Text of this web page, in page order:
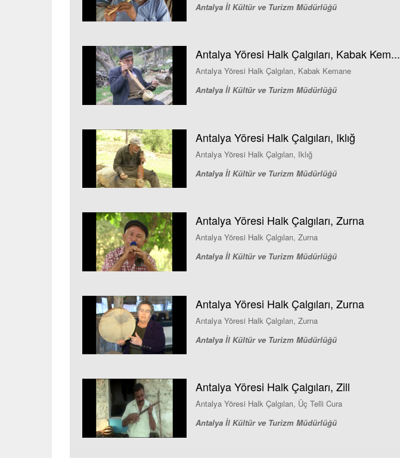
Antalya İl Kültür ve Turizm Müdürlüğü
Antalya Yöresi Halk Çalgıları, Kabak Kem...
Antalya Yöresi Halk Çalgıları, Kabak Kemane
Antalya İl Kültür ve Turizm Müdürlüğü
Antalya Yöresi Halk Çalgıları, Iklığ
Antalya Yöresi Halk Çalgıları, Iklığ
Antalya İl Kültür ve Turizm Müdürlüğü
Antalya Yöresi Halk Çalgıları, Zurna
Antalya Yöresi Halk Çalgıları, Zurna
Antalya İl Kültür ve Turizm Müdürlüğü
Antalya Yöresi Halk Çalgıları, Zurna
Antalya Yöresi Halk Çalgıları, Zurna
Antalya İl Kültür ve Turizm Müdürlüğü
Antalya Yöresi Halk Çalgıları, Zill
Antalya Yöresi Halk Çalgıları, Üç Telli Cura
Antalya İl Kültür ve Turizm Müdürlüğü